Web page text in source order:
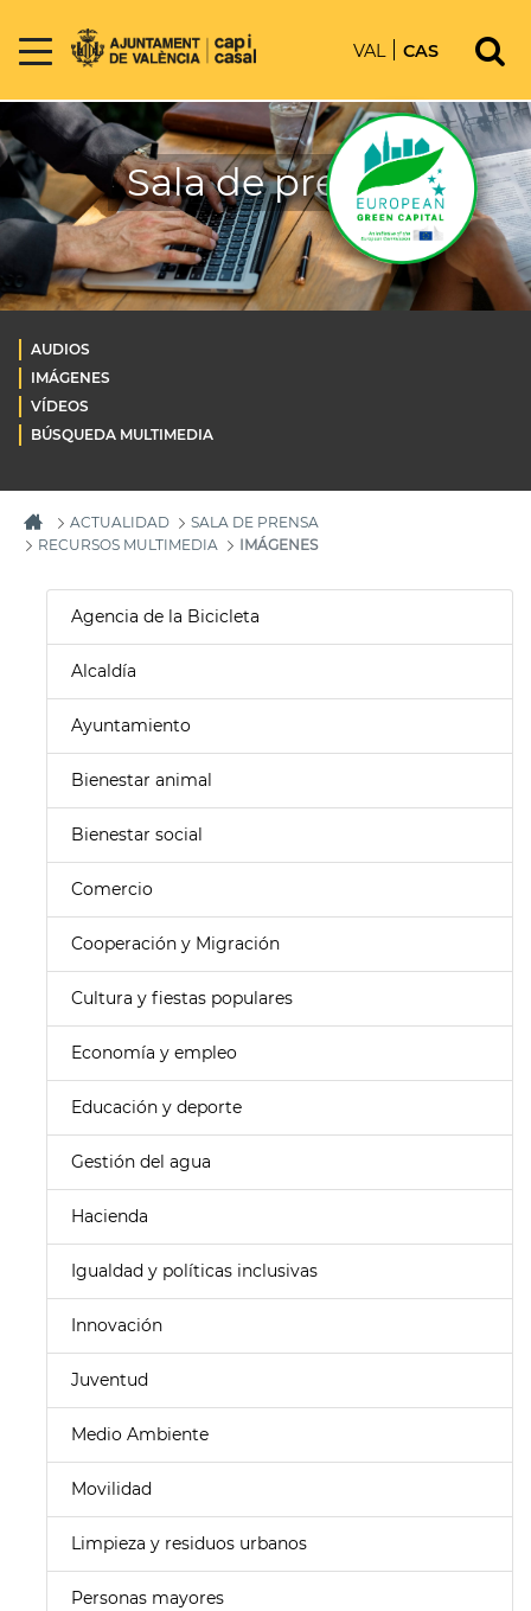
VAL CAS
Sala de prensa
AUDIOS
IMÁGENES
VÍDEOS
BÚSQUEDA MULTIMEDIA
ACTUALIDAD
SALA DE PRENSA
RECURSOS MULTIMEDIA
IMÁGENES
Agencia de la Bicicleta
Alcaldía
Ayuntamiento
Bienestar animal
Bienestar social
Comercio
Cooperación y Migración
Cultura y fiestas populares
Economía y empleo
Educación y deporte
Gestión del agua
Hacienda
Igualdad y políticas inclusivas
Innovación
Juventud
Medio Ambiente
Movilidad
Limpieza y residuos urbanos
Personas mayores